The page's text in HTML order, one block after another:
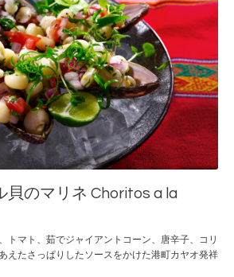
貝のマリネ Choritos a la
トマト、茹でジャイアントコーン、唐辛子、コリ
えたさっぱりしたソースをかけた港町カヤオ発祥